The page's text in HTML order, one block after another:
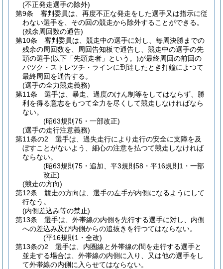
(不正発走選手の除外)
第9条
審判委員は、再度不正な発走をした選手又は指示に従
わない選手を、その回の競走から除外することができる。
(残余周回数の通告)
第10条
審判委員は、競走中の選手に対し、毎周決勝までの
残余の周回数を、周回告知板で通告し、競走中の選手の先
頭の選手(以下「先頭走者」という。)が最終周回の前回の
バツク・ストレツチ・ラインに到達したとき打鐘によつて
最終周回を通告する。
(選手の全力競走義務)
第11条
選手は、暴走、過度のけん制等をしてはならず、勝
利を得る意志をもつて全力を尽くして競走しなければなら
ない。
(昭63規則75・一部改正)
(選手の走行注意義務)
第11条の2
選手は、過失走行により走行の安全に支障を及
ぼすことがないよう、細心の注意を払つて競走しなければ
ならない。
(昭63規則75・追加、平3規則58・平16規則1・一部
改正)
(競走の方向)
第12条
競走の方向は、選手の左手が内側になるようにして
行なう。
(内側差込み等の禁止)
第13条
選手は、外帯線の内側を先行する選手に対し、内側
への差込み及び内側からの追抜きを行つてはならない。
(平16規則1・全改)
第13条の2
選手は、内圏線と外帯線の間を走行する選手と
並走する場合は、外帯線の内側に入り、又は他の選手をし
て外帯線の内側に入らせてはならない。